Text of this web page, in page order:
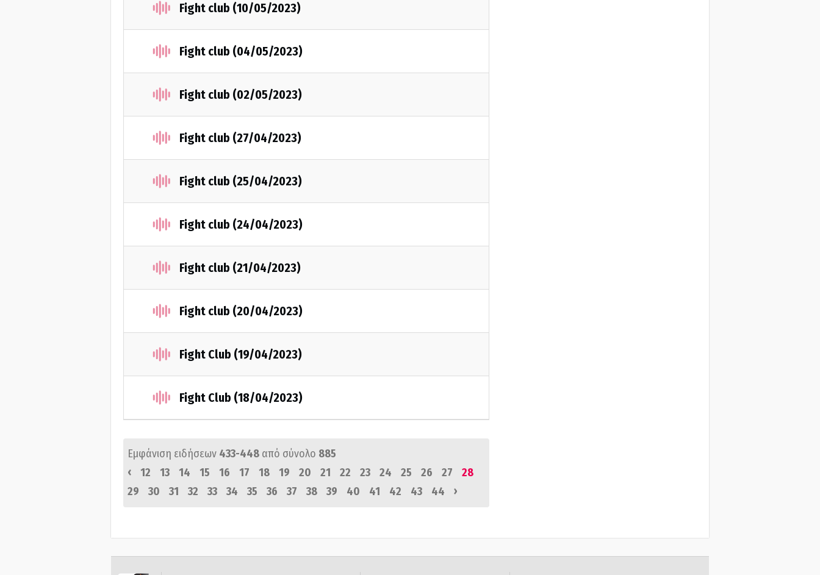
Fight club (10/05/2023)
Fight club (04/05/2023)
Fight club (02/05/2023)
Fight club (27/04/2023)
Fight club (25/04/2023)
Fight club (24/04/2023)
Fight club (21/04/2023)
Fight club (20/04/2023)
Fight Club (19/04/2023)
Fight Club (18/04/2023)
Εμφάνιση ειδήσεων 433-448 από σύνολο 885
‹
12 13 14 15 16 17 18 19 20 21 22 23 24 25 26 27
28
29
30 31 32 33 34 35 36 37 38 39 40 41 42 43 44 ›